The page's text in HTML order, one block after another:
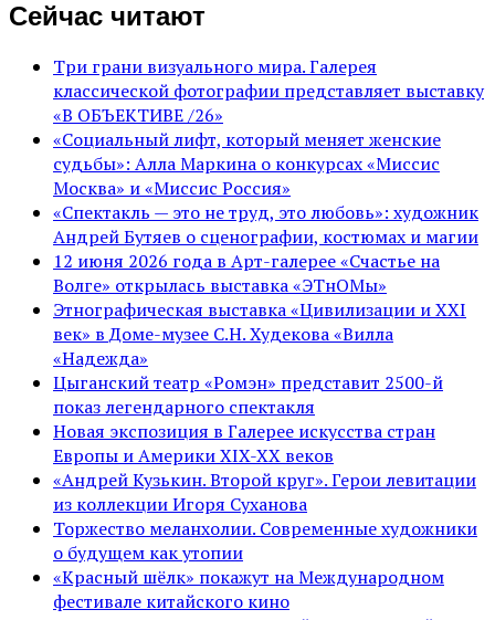
Сейчас читают
Три грани визуального мира. Галерея
классической фотографии представляет выставку
«В ОБЪЕКТИВЕ /26»
«Социальный лифт, который меняет женские
судьбы»: Алла Маркина о конкурсах «Миссис
Москва» и «Миссис Россия»
«Спектакль — это не труд, это любовь»: художник
Андрей Бутяев о сценографии, костюмах и магии
12 июня 2026 года в Арт-галерее «Счастье на
Волге» открылась выставка «ЭТнОМы»
Этнографическая выставка «Цивилизации и ХХI
век» в Доме-музее С.Н. Худекова «Вилла
«Надежда»
Цыганский театр «Ромэн» представит 2500-й
показ легендарного спектакля
Новая экспозиция в Галерее искусства стран
Европы и Америки XIX-XX веков
«Андрей Кузькин. Второй круг». Герои левитации
из коллекции Игоря Суханова
Торжество меланхолии. Современные художники
о будущем как утопии
«Красный шёлк» покажут на Международном
фестивале китайского кино